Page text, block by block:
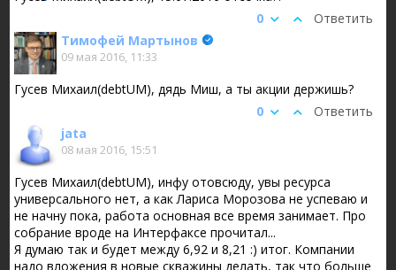
Ответить
0
Тимофей Мартынов
09 мая 2016, 11:33
Гусев Михаил(debtUM), дядь Миш, а ты акции держишь?
Ответить
0
jata
08 мая 2016, 15:51
Гусев Михаил(debtUM), инфу отовсюду, увы ресурса
универсального нет, а как Лариса Морозова не успеваю и
не начну пока, работа основная все время занимает. Про
собрание вроде на Интерфаксе прочитал...
Я думаю так и будет между 6,92 и 8,21 :) итог. Компании
надо вложения в новые скважины делать, так что больше